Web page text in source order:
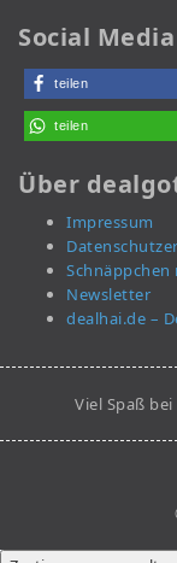
Social
teilen
teilen
Über
Impressum
Schnäppchen
Newsletter
dealhai.de –
Viel Spaß